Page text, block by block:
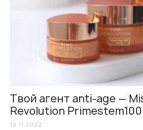
Твой агент anti-age —
Revolution Primestem100
10.11.2022